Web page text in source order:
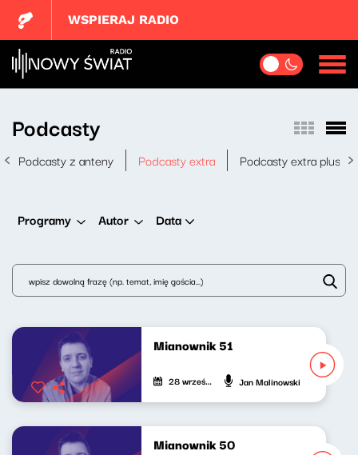
WSPIERAJ RADIO
Podcasty
Podcasty z anteny Podcasty extra Podcasty extra plus
Programy Autor Data
Mianownik 51
28 września 2024 Jan Malinowski
Mianownik 50